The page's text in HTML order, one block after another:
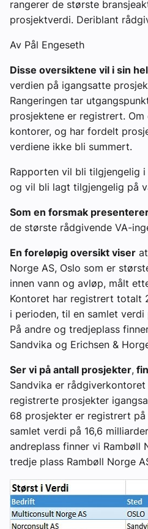
Nyheter
rangerer de største
prosjektverdi. Deriblant
Av Pål Engeseth
Disse oversiktene vil i sin
verdien på igangsatte
Rangeringen tar
prosjektene er registrert.
kontorer, og har fordelt
verdiene ikke bli summert.
Rapporten vil bli tilgjengelig
og vil bli lagt tilgjengelig på
Som en forsmak
de største rådgivende VA-
En foreløpig oversikt viser
Norge AS, Oslo som er
innen vann og avløp, målt
Kontoret har registrert totalt
i perioden, til en samlet
På andre og tredjeplass
Sandvika og Erichsen &
Ser vi på antall prosjekter,
Sandvika er
registrerte prosjekter
68 prosjekter er registrert
samlet verdi på 16,6
andreplass finner vi Rambøll
tredje plass Rambøll Norge